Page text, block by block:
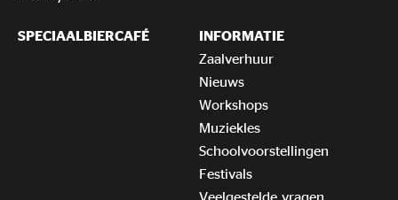
SPECIAALBIERCAFÉ
INFORMATIE
Zaalverhuur
Nieuws
Workshops
Muziekles
Schoolvoorstellingen
Festivals